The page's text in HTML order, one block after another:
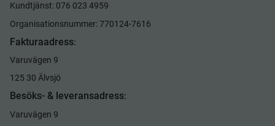
Kundtjänst: 076 023 4959
Organisationsnummer: 770124-7616
Fakturaadress:
Varuvägen 9
125 30 Älvsjö
Besöks- & leveransadress:
Varuvägen 9